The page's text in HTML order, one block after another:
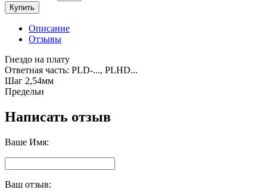
Купить
Описание
Отзывы
Гнездо на плату
Ответная часть: PLD-..., PLHD...
Шаг 2,54мм
Предельн
Написать отзыв
Ваше Имя:
Ваш отзыв: